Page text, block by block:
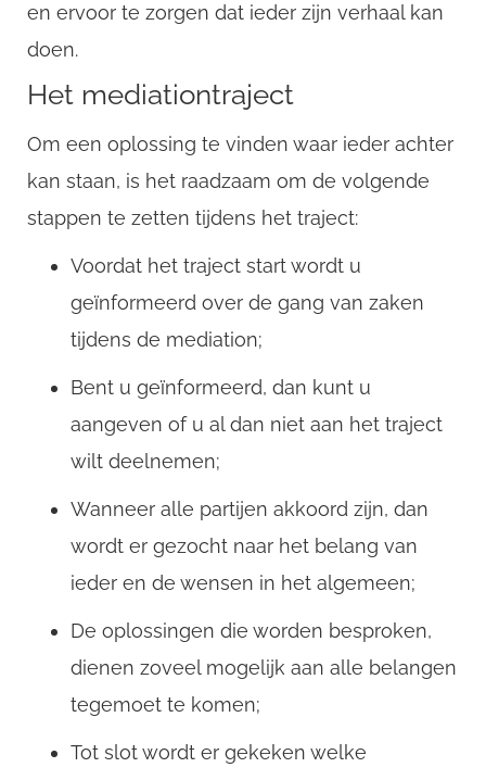
en ervoor te zorgen dat ieder zijn verhaal kan
doen.
Het mediationtraject
Om een oplossing te vinden waar ieder achter
kan staan, is het raadzaam om de volgende
stappen te zetten tijdens het traject:
Voordat het traject start wordt u
geïnformeerd over de gang van zaken
tijdens de mediation;
Bent u geïnformeerd, dan kunt u
aangeven of u al dan niet aan het traject
wilt deelnemen;
Wanneer alle partijen akkoord zijn, dan
wordt er gezocht naar het belang van
ieder en de wensen in het algemeen;
De oplossingen die worden besproken,
dienen zoveel mogelijk aan alle belangen
tegemoet te komen;
Tot slot wordt er gekeken welke
CompanyName